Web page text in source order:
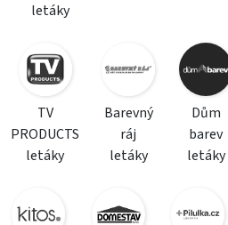
letáky
TV
PRODUCTS
letáky
Barevný
ráj
letáky
Dům
barev
letáky